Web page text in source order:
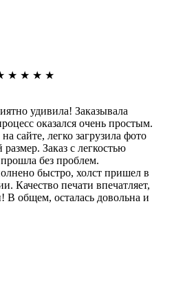
★ ★ ★ ★
удивила! Заказывала
оказался очень простым.
сайте, легко загрузила фото
Заказ с легкостью
без проблем.
быстро, холст пришел в
Качество печати впечатляет,
В общем, осталась довольна и